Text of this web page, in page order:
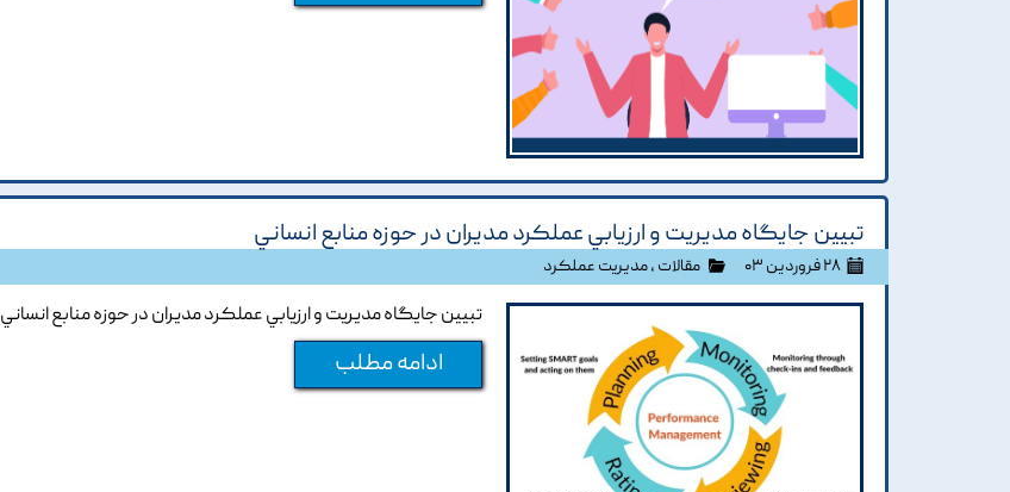
تبيين جايگاه مديريت و ارزيابي عملکرد مديران در حوزه منابع انساني
۲۸ فروردین ۰۳ مقالات ،مدیریت عملکرد
تبيين جايگاه مديريت و ارزيابي عملکرد مديران در حوزه منابع انساني
ادامه مطلب